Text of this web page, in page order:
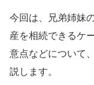
今回は、兄弟姉妹
産を相続できるケ
意点などについて
説します。